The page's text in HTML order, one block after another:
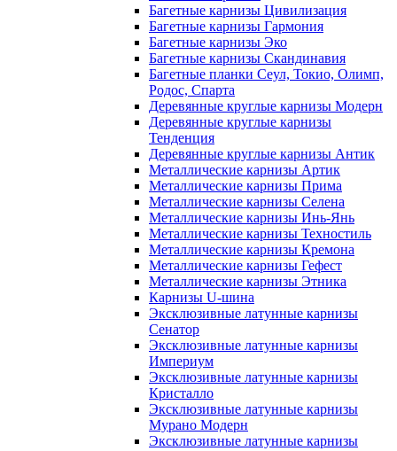
Багетные карнизы Цивилизация
Багетные карнизы Гармония
Багетные карнизы Эко
Багетные карнизы Скандинавия
Багетные планки Сеул, Токио, Олимп,
Родос, Спарта
Деревянные круглые карнизы Модерн
Деревянные круглые карнизы
Тенденция
Деревянные круглые карнизы Антик
Металлические карнизы Артик
Металлические карнизы Прима
Металлические карнизы Селена
Металлические карнизы Инь-Янь
Металлические карнизы Техностиль
Металлические карнизы Кремона
Металлические карнизы Гефест
Металлические карнизы Этника
Карнизы U-шина
Эксклюзивные латунные карнизы
Сенатор
Эксклюзивные латунные карнизы
Империум
Эксклюзивные латунные карнизы
Кристалло
Эксклюзивные латунные карнизы
Мурано Модерн
Эксклюзивные латунные карнизы